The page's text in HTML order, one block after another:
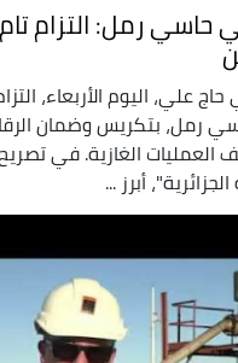
رمل: التزام تام
علي، اليوم الأربعاء،
رمل، بتكريس وضمان
العمليات الغازية. في تصريح
أبرز ...